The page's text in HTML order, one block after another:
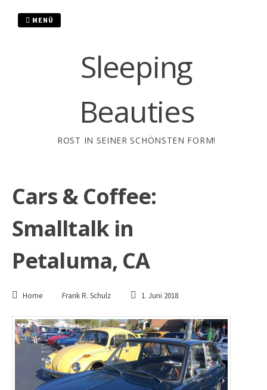
Sleeping
Beauties
ROST IN SEINER SCHÖNSTEN FORM!
MENÜ
Cars & Coffee:
Smalltalk in
Petaluma, CA
Home Frank R. Schulz 1. Juni 2018